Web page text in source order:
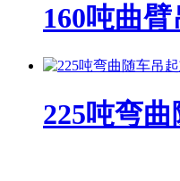
160吨曲
225吨弯